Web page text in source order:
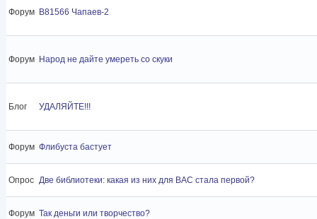
Форум B81566 Чапаев-2
Форум Народ не дайте умереть со скуки
Блог УДАЛЯЙТЕ!!!
Форум Флибуста бастует
Опрос Две библиотеки: какая из них для ВАС стала первой?
Форум Так деньги или творчество?